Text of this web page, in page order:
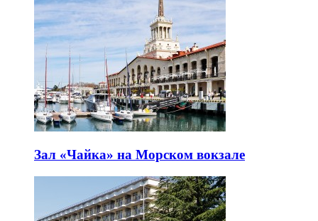
Зал «Чайка» на Морском вокзале